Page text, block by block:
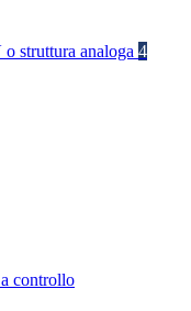
struttura analoga 4
controllo